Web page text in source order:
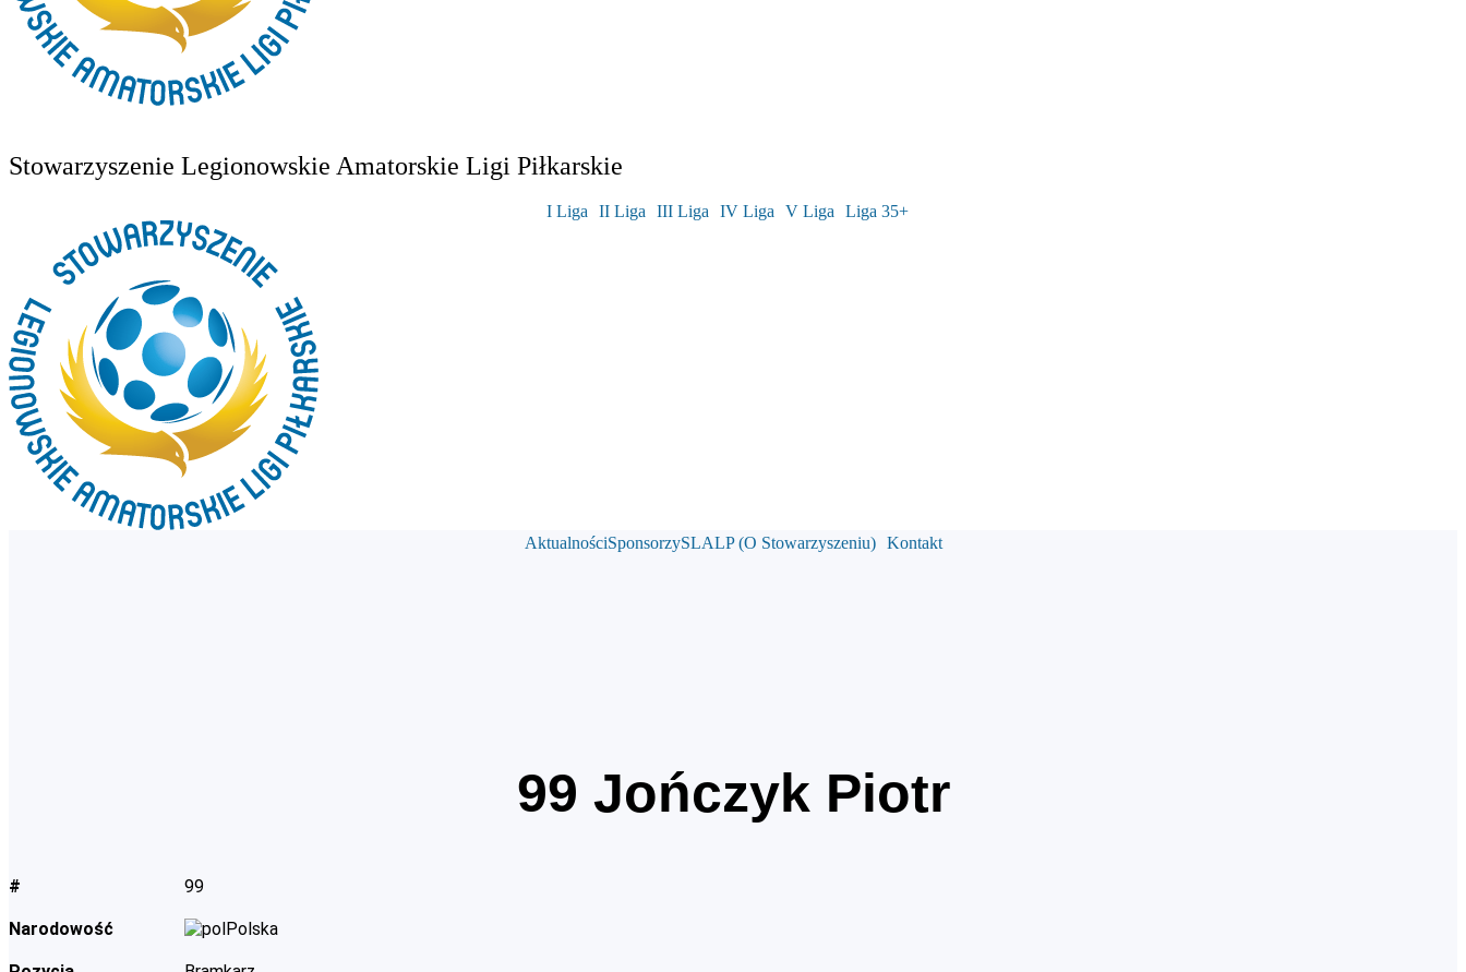
Stowarzyszenie Legionowskie Amatorskie Ligi Piłkarskie
I Liga II Liga III Liga IV Liga V Liga Liga 35+
AktualnościSponsorzySLALP (O Stowarzyszeniu) Kontakt
99 Jończyk Piotr
# 99
Narodowość Polska